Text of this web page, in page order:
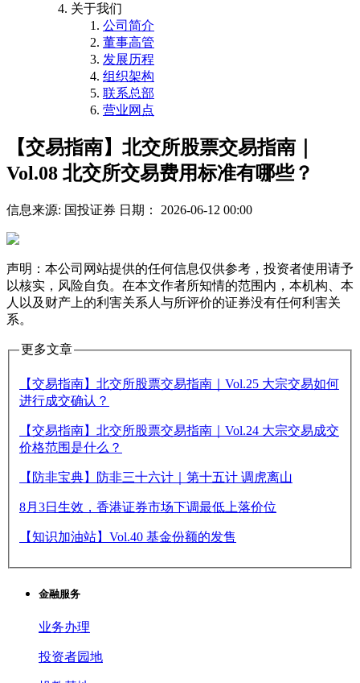
关于我们
公司简介
董事高管
发展历程
组织架构
联系总部
营业网点
【交易指南】北交所股票交易指南｜
Vol.08 北交所交易费用标准有哪些？
信息来源: 国投证券 日期： 2026-06-12 00:00
声明：本公司网站提供的任何信息仅供参考，投资者使用请予
以核实，风险自负。在本文作者所知情的范围内，本机构、本
人以及财产上的利害关系人与所评价的证券没有任何利害关
系。
更多文章
【交易指南】北交所股票交易指南｜Vol.25 大宗交易如何
进行成交确认？
【交易指南】北交所股票交易指南｜Vol.24 大宗交易成交
价格范围是什么？
【防非宝典】防非三十六计｜第十五计 调虎离山
8月3日生效，香港证券市场下调最低上落价位
【知识加油站】Vol.40 基金份额的发售
金融服务
业务办理
投资者园地